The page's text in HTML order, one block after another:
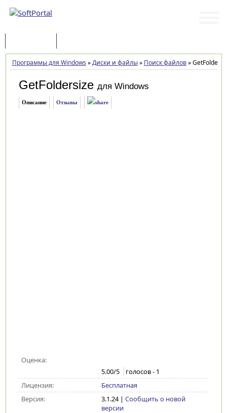
Программы для Windows »Диски и файлы» Поиск файлов»
GetFoldersize для Windows
Описание Отзывы
Оценка:
5.00/5 голосов - 1
Лицензия:
Бесплатная
Версия:
3.1.24| Сообщить о новой
версии